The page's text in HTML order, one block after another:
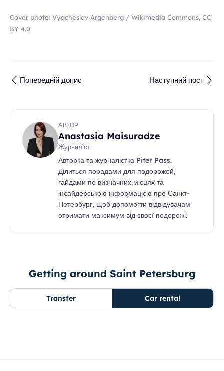
Cover photo: Vyacheslav Argenberg / Wikimedia Commons, CC
BY 4.0
Попередній допис Наступний пост
АВТОР
Anastasia Maisuradze
Журналіст
Авторка та журналістка Piter Pass.
Ділиться порадами для подорожей,
гайдами по визначних місцях та
інсайдерською інформацією про Санкт-
Петербург, щоб допомогти відвідувачам
отримати максимум від своєї подорожі.
Getting around Saint Petersburg
Transfer Car rental